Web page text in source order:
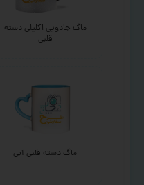
ماگ جادویی اکلیلی دسته
قلبی
ماگ دسته قلبی آبی